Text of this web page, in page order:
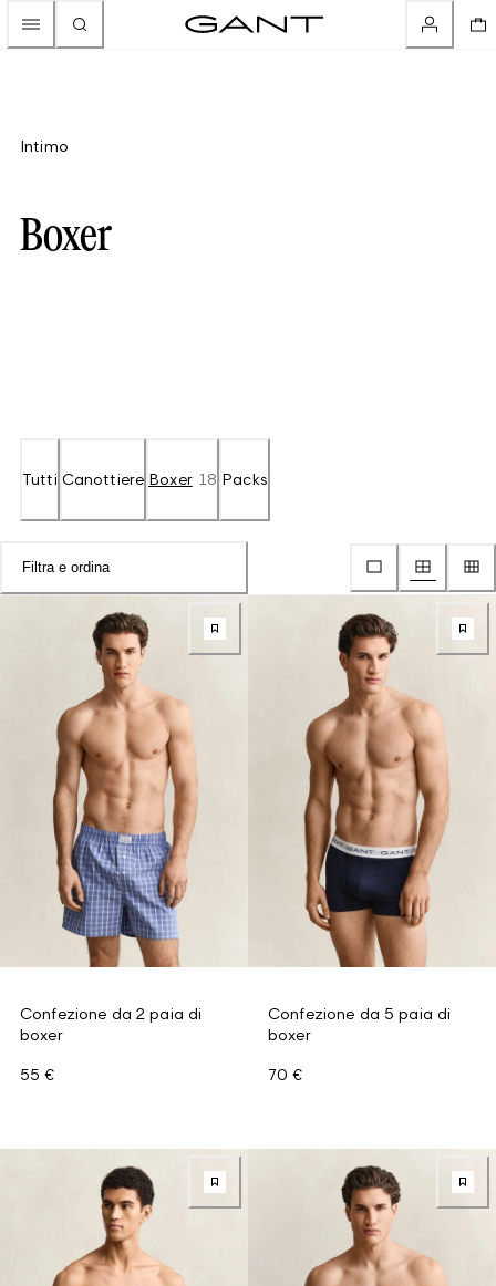
Intimo
Boxer
Tutti Canottiere Boxer 18 Packs
Filtra e ordina
Confezione da 2 paia di
boxer
55 €
Confezione da 5 paia di
boxer
70 €